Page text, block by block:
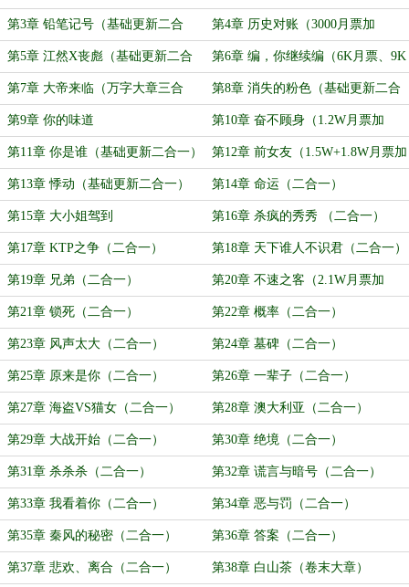
第3章 铅笔记号（基础更新二合
一）
第4章 历史对账（3000月票加
更！）
第5章 江然X丧彪（基础更新二合
一）
第6章 编，你继续编（6K月票、9K
月票加更二合一！）
第7章 大帝来临（万字大章三合
一）
第8章 消失的粉色（基础更新二合
一）
第9章 你的味道 第10章 奋不顾身（1.2W月票加
更！）
第11章 你是谁（基础更新二合一） 第12章 前女友（1.5W+1.8W月票加
更二合一！）
第13章 悸动（基础更新二合一） 第14章 命运（二合一）
第15章 大小姐驾到 第16章 杀疯的秀秀 （二合一）
第17章 KTP之争（二合一） 第18章 天下谁人不识君（二合一）
第19章 兄弟（二合一） 第20章 不速之客（2.1W月票加
更！）
第21章 锁死（二合一） 第22章 概率（二合一）
第23章 风声太大（二合一） 第24章 墓碑（二合一）
第25章 原来是你（二合一） 第26章 一辈子（二合一）
第27章 海盗VS猫女（二合一） 第28章 澳大利亚（二合一）
第29章 大战开始（二合一） 第30章 绝境（二合一）
第31章 杀杀杀（二合一） 第32章 谎言与暗号（二合一）
第33章 我看着你（二合一） 第34章 恶与罚（二合一）
第35章 秦风的秘密（二合一） 第36章 答案（二合一）
第37章 悲欢、离合（二合一） 第38章 白山茶（卷末大章）